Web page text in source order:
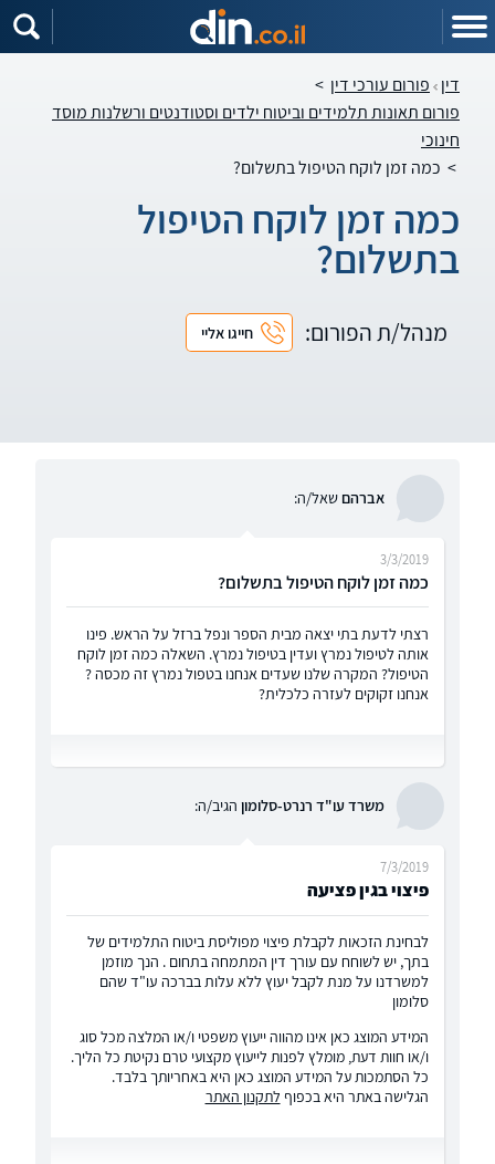
דין פורום עורכי דין >
פורום תאונות תלמידים וביטוח ילדים וסטודנטים ורשלנות מוסד
חינוכי
> כמה זמן לוקח הטיפול בתשלום?
כמה זמן לוקח הטיפול
בתשלום?
מנהל/ת הפורום: חייגו אליי
אברהם שאל/ה:
כמה זמן לוקח הטיפול בתשלום?
3/3/2019
רצתי לדעת בתי יצאה מבית הספר ונפל ברזל על הראש. פינו
אותה לטיפול נמרץ ועדין בטיפול נמרץ. השאלה כמה זמן לוקח
הטיפול? המקרה שלנו שעדים אנחנו בטפול נמרץ זה מכסה ?
אנחנו זקוקים לעזרה כלכלית?
משרד עו"ד רנרט-סלומון הגיב/ה:
פיצוי בגין פציעה
7/3/2019
לבחינת הזכאות לקבלת פיצוי מפוליסת ביטוח התלמידים של
בתך, יש לשוחח עם עורך דין המתמחה בתחום . הנך מוזמן
למשרדנו על מנת לקבל יעוץ ללא עלות בברכה עו"ד שהם
סלומון
המידע המוצג כאן אינו מהווה ייעוץ משפטי ו/או המלצה מכל סוג
ו/או חוות דעת, מומלץ לפנות לייעוץ מקצועי טרם נקיטת כל הליך.
כל הסתמכות על המידע המוצג כאן היא באחריותך בלבד.
הגלישה באתר היא בכפוף לתקנון האתר